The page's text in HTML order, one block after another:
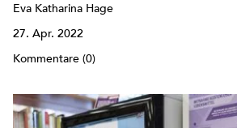
Eva Katharina Hage
27. Apr. 2022
Kommentare (0)